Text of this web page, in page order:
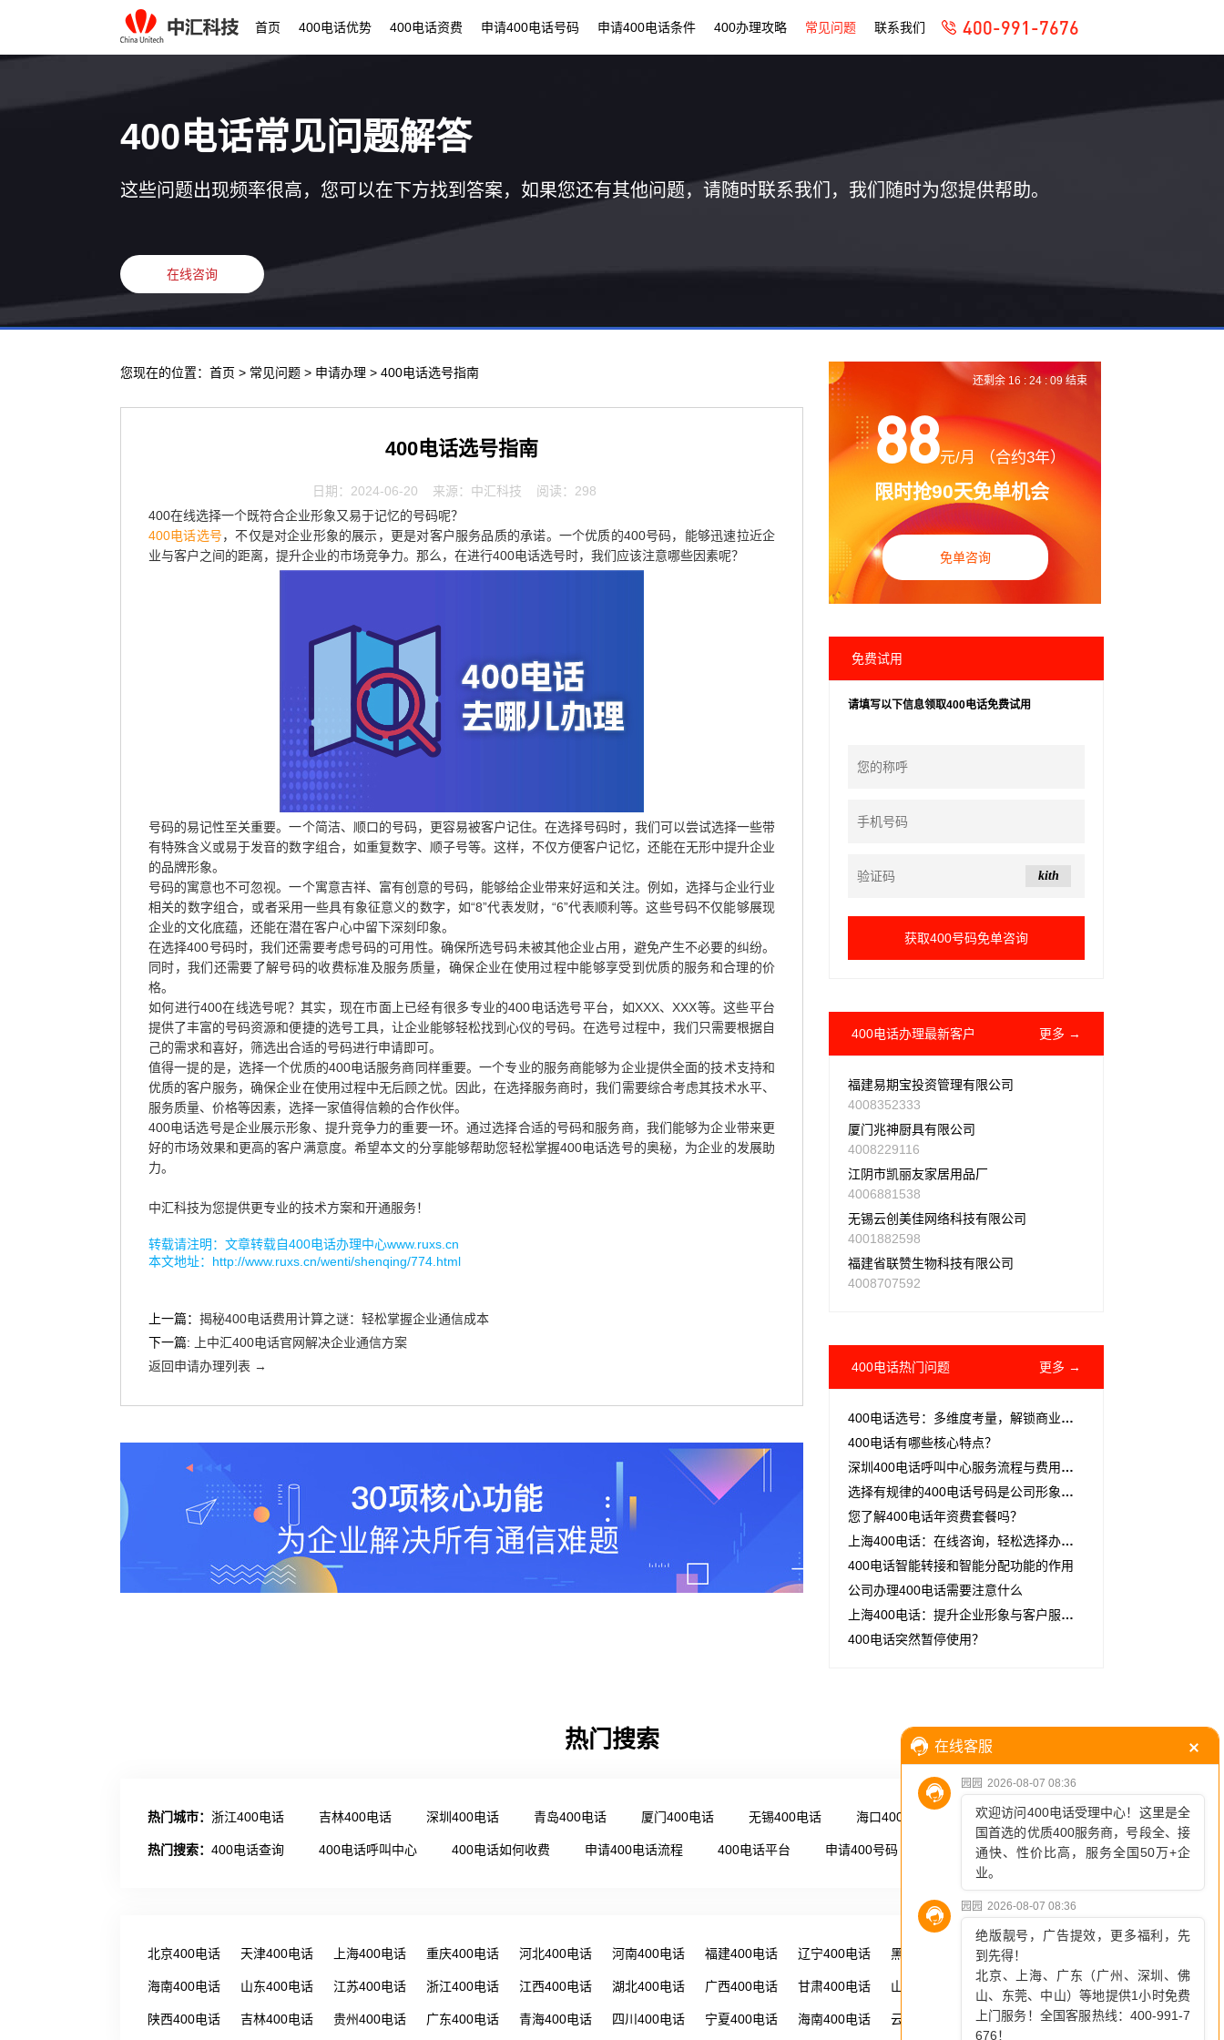
首页 400电话优势 400电话资费 申请400电话号码 申请400电话条件 400办理攻略 常见问题 联系我们 400-991-7676
400电话常见问题解答
这些问题出现频率很高，您可以在下方找到答案，如果您还有其他问题，请随时联系我们，我们随时为您提供帮助。
在线咨询
您现在的位置： 首页 > 常见问题 > 申请办理 > 400电话选号指南
400电话选号指南
日期：2024-06-20 来源：中汇科技 阅读：298
400在线选择一个既符合企业形象又易于记忆的号码呢？
400电话选号，不仅是对企业形象的展示，更是对客户服务品质的承诺。一个优质的400号码，能够迅速拉近企
业与客户之间的距离，提升企业的市场竞争力。那么，在进行400电话选号时，我们应该注意哪些因素呢？
号码的易记性至关重要。一个简洁、顺口的号码，更容易被客户记住。在选择号码时，我们可以尝试选择一些带
有特殊含义或易于发音的数字组合，如重复数字、顺子号等。这样，不仅方便客户记忆，还能在无形中提升企业
的品牌形象。
号码的寓意也不可忽视。一个寓意吉祥、富有创意的号码，能够给企业带来好运和关注。例如，选择与企业行业
相关的数字组合，或者采用一些具有象征意义的数字，如“8”代表发财，“6”代表顺利等。这些号码不仅能够展现
企业的文化底蕴，还能在潜在客户心中留下深刻印象。
在选择400号码时，我们还需要考虑号码的可用性。确保所选号码未被其他企业占用，避免产生不必要的纠纷。
同时，我们还需要了解号码的收费标准及服务质量，确保企业在使用过程中能够享受到优质的服务和合理的价
格。
如何进行400在线选号呢？其实，现在市面上已经有很多专业的400电话选号平台，如XXX、XXX等。这些平台
提供了丰富的号码资源和便捷的选号工具，让企业能够轻松找到心仪的号码。在选号过程中，我们只需要根据自
己的需求和喜好，筛选出合适的号码进行申请即可。
值得一提的是，选择一个优质的400电话服务商同样重要。一个专业的服务商能够为企业提供全面的技术支持和
优质的客户服务，确保企业在使用过程中无后顾之忧。因此，在选择服务商时，我们需要综合考虑其技术水平、
服务质量、价格等因素，选择一家值得信赖的合作伙伴。
400电话选号是企业展示形象、提升竞争力的重要一环。通过选择合适的号码和服务商，我们能够为企业带来更
好的市场效果和更高的客户满意度。希望本文的分享能够帮助您轻松掌握400电话选号的奥秘，为企业的发展助
力。
中汇科技为您提供更专业的技术方案和开通服务！
转载请注明：文章转载自400电话办理中心www.ruxs.cn
本文地址： http://www.ruxs.cn/wenti/shenqing/774.html
上一篇： 揭秘400电话费用计算之谜：轻松掌握企业通信成本
下一篇:
上中汇400电话官网解决企业通信方案
返回申请办理列表 →
88元/月 （合约3年）
限时抢90天免单机会
免单咨询
还剩余 16 : 24 :08 结束
免费试用
请填写以下信息领取400电话免费试用
kith
400电话办理最新客户 更多 →
福建易期宝投资管理有限公司
4008352333
厦门兆神厨具有限公司
4008229116
江阴市凯丽友家居用品厂
4006881538
无锡云创美佳网络科技有限公司
4001882598
福建省联赞生物科技有限公司
4008707592
400电话热门问题 更多 →
400电话选号：多维度考量，解锁商业新价值
400电话有哪些核心特点？
深圳400电话呼叫中心服务流程与费用详解
选择有规律的400电话号码是公司形象的关键
您了解400电话年资费套餐吗？
上海400电话：在线咨询，轻松选择办理服务
400电话智能转接和智能分配功能的作用
公司办理400电话需要注意什么
上海400电话：提升企业形象与客户服务的利器
400电话突然暂停使用？
热门搜索
热门城市： 浙江400电话 吉林400电话 深圳400电话 青岛400电话 厦门400电话 无锡400电话 海口400电话 更多 →
热门搜索： 400电话查询 400电话呼叫中心 400电话如何收费 申请400电话流程 400电话平台 申请400号码 更多 →
北京400电话 天津400电话 上海400电话 重庆400电话 河北400电话 河南400电话 福建400电话 辽宁400电话 黑龙江400电话 湖南400电话
海南400电话 山东400电话 江苏400电话 浙江400电话 江西400电话 湖北400电话 广西400电话 甘肃400电话 山西400电话 内蒙古400电话
陕西400电话 吉林400电话 贵州400电话 广东400电话 青海400电话 四川400电话 宁夏400电话 海南400电话 云南400电话